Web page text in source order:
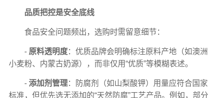
品质把控是安全底线
食品安全问题频出，选购时需留意细节：
- 原料透明度：优质品牌会明确标注原料产地（如澳洲
小麦粉、内蒙古奶源），而非仅用“优质”等模糊表述。
- 添加剂管理：防腐剂（如山梨酸钾）用量应符合国家
标准，但优先选无添加的“天然防腐”工艺产品。例如，部分